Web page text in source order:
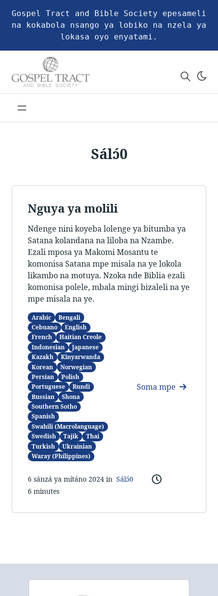
Gospel Tract and Bible Society epesameli
na kokabola nsango ya lobiko na nzela ya
lokasa oyo enyatami.
Sálɔ́0
Nguya ya molili
Ndenge nini koyeba lolenge ya bitumba ya
Satana kolandana na liloba na Nzambe.
Ezali mposa ya Makomi Mosantu te
komonisa Satana mpe misala na ye lokola
likambo na motuya. Nzoka nde Biblia ezali
komonisa polele, mbala mingi bizaleli na ye
mpe misala na ye.
Arabic
Bengali
Cebuano
English
French
Haitian Creole
Indonesian
Japanese
Kazakh
Kinyarwanda
Korean
Norwegian
Persian
Polish
Portuguese
Rundi
Russian
Shona
Southern Sotho
Spanish
Swahili (Macrolanguage)
Swedish
Tajik
Thai
Turkish
Ukrainian
Waray (Philippines)
Soma mpe
6 sánzá ya mítáno 2024 in Sálɔ́0
6 minutes